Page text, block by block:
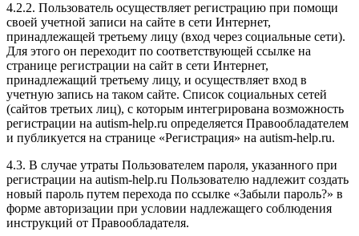
4.2.2. Пользователь осуществляет регистрацию при помощи
своей учетной записи на сайте в сети Интернет,
принадлежащей третьему лицу (вход через социальные сети).
Для этого он переходит по соответствующей ссылке на
странице регистрации на сайт в сети Интернет,
принадлежащий третьему лицу, и осуществляет вход в
учетную запись на таком сайте. Список социальных сетей
(сайтов третьих лиц), с которым интегрирована возможность
регистрации на autism-help.ru определяется Правообладателем
и публикуется на странице «Регистрация» на autism-help.ru.
4.3. В случае утраты Пользователем пароля, указанного при
регистрации на autism-help.ru Пользователю надлежит создать
новый пароль путем перехода по ссылке «Забыли пароль?» в
форме авторизации при условии надлежащего соблюдения
инструкций от Правообладателя.